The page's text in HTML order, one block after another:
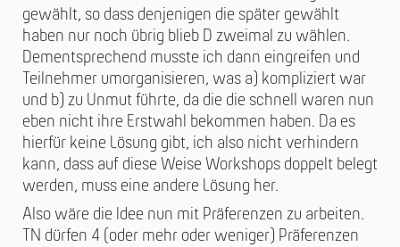
gewählt, so dass denjenigen die später gewählt
haben nur noch übrig blieb D zweimal zu wählen.
Dementsprechend musste ich dann eingreifen und
Teilnehmer umorganisieren, was a) kompliziert war
und b) zu Unmut führte, da die die schnell waren nun
eben nicht ihre Erstwahl bekommen haben. Da es
hierfür keine Lösung gibt, ich also nicht verhindern
kann, dass auf diese Weise Workshops doppelt belegt
werden, muss eine andere Lösung her.
Also wäre die Idee nun mit Präferenzen zu arbeiten.
TN dürfen 4 (oder mehr oder weniger) Präferenzen